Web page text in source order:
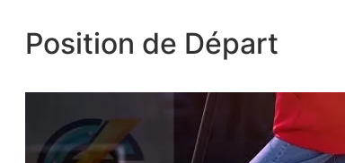
Position de Départ